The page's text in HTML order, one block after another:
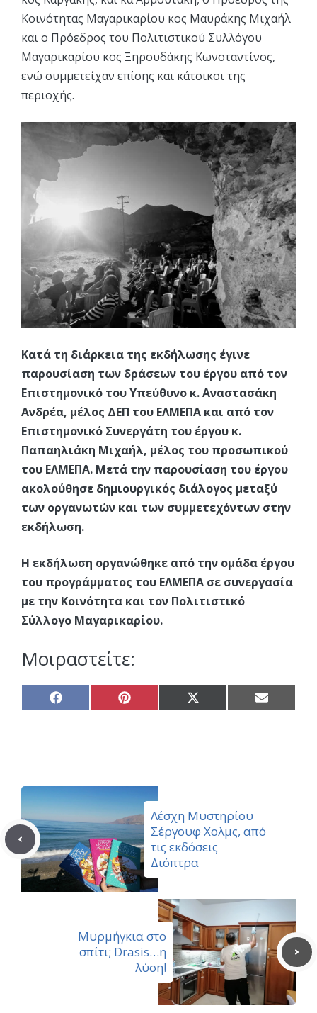
Κοινότητας Μαγαρικαρίου κος Μαυράκης Μιχαήλ
και ο Πρόεδρος του Πολιτιστικού Συλλόγου
Μαγαρικαρίου κος Ξηρουδάκης Κωνσταντίνος,
ενώ συμμετείχαν επίσης και κάτοικοι της
περιοχής.
Κατά τη διάρκεια της εκδήλωσης έγινε
παρουσίαση των δράσεων του έργου από τον
Επιστημονικό του Υπεύθυνο κ. Αναστασάκη
Ανδρέα, μέλος ΔΕΠ του ΕΛΜΕΠΑ και από τον
Επιστημονικό Συνεργάτη του έργου κ.
Παπαηλιάκη Μιχαήλ, μέλος του προσωπικού
του ΕΛΜΕΠΑ. Μετά την παρουσίαση του έργου
ακολούθησε δημιουργικός διάλογος μεταξύ
των οργανωτών και των συμμετεχόντων στην
εκδήλωση.
Η εκδήλωση οργανώθηκε από την ομάδα έργου
του προγράμματος του ΕΛΜΕΠΑ σε συνεργασία
με την Κοινότητα και τον Πολιτιστικό
Σύλλογο Μαγαρικαρίου.
Μοιραστείτε:
Share
on
Share
on
Share
on
Share
on
Λέσχη Μυστηρίου
Σέργουφ Χολμς, από
τις εκδόσεις
Διόπτρα
Μυρμήγκια στο
σπίτι; Drasis…η
λύση!